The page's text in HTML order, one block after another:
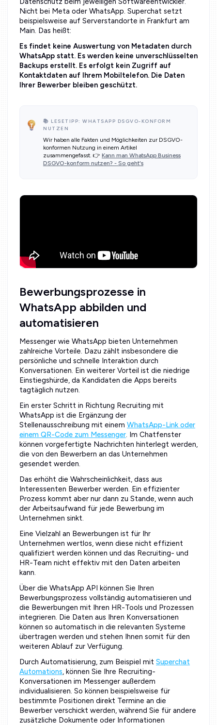
Nicht bei Meta oder WhatsApp. Superchat setzt
beispielsweise auf Serverstandorte in Frankfurt am
Main. Das heißt:
Es findet keine Auswertung von Metadaten durch
WhatsApp statt. Es werden keine unverschlüsselten
Backups erstellt. Es erfolgt kein Zugriff auf
Kontaktdaten auf Ihrem Mobiltelefon. Die Daten
Ihrer Bewerber bleiben geschützt.
📚 LESETIPP: WHATSAPP DSGVO-KONFORM
NUTZEN
Wir haben alle Fakten und Möglichkeiten zur DSGVO-
konformen Nutzung in einem Artikel
zusammengefasst. 👉 Kann man WhatsApp Business
DSGVO-konform nutzen? - So geht's
Bewerbungsprozesse in
WhatsApp abbilden und
automatisieren
Messenger wie WhatsApp bieten Unternehmen
zahlreiche Vorteile. Dazu zählt insbesondere die
persönliche und schnelle Interaktion durch
Konversationen. Ein weiterer Vorteil ist die niedrige
Einstiegshürde, da Kandidaten die Apps bereits
tagtäglich nutzen.
Ein erster Schritt in Richtung Recruiting mit
WhatsApp ist die Ergänzung der
Stellenausschreibung mit einem WhatsApp-Link oder
einem QR-Code zum Messenger. Im Chatfenster
können vorgefertigte Nachrichten hinterlegt werden,
die von den Bewerbern an das Unternehmen
gesendet werden.
Das erhöht die Wahrscheinlichkeit, dass aus
Interessenten Bewerber werden. Ein effizienter
Prozess kommt aber nur dann zu Stande, wenn auch
der Arbeitsaufwand für jede Bewerbung im
Unternehmen sinkt.
Eine Vielzahl an Bewerbungen ist für Ihr
Unternehmen wertlos, wenn diese nicht effizient
qualifiziert werden können und das Recruiting- und
HR-Team nicht effektiv mit den Daten arbeiten
kann.
Über die WhatsApp API können Sie Ihren
Bewerbungsprozess vollständig automatisieren und
die Bewerbungen mit Ihren HR-Tools und Prozessen
integrieren. Die Daten aus Ihren Konversationen
können so automatisch in die relevanten Systeme
übertragen werden und stehen Ihnen somit für den
weiteren Ablauf zur Verfügung.
Durch Automatisierung, zum Beispiel mit Superchat
Automations, können Sie Ihre Recruiting-
Konversationen im Messenger außerdem
individualisieren. So können beispielsweise für
bestimmte Positionen direkt Termine an die
Bewerber verschickt werden, während Sie für andere
zusätzliche Dokumente oder Informationen